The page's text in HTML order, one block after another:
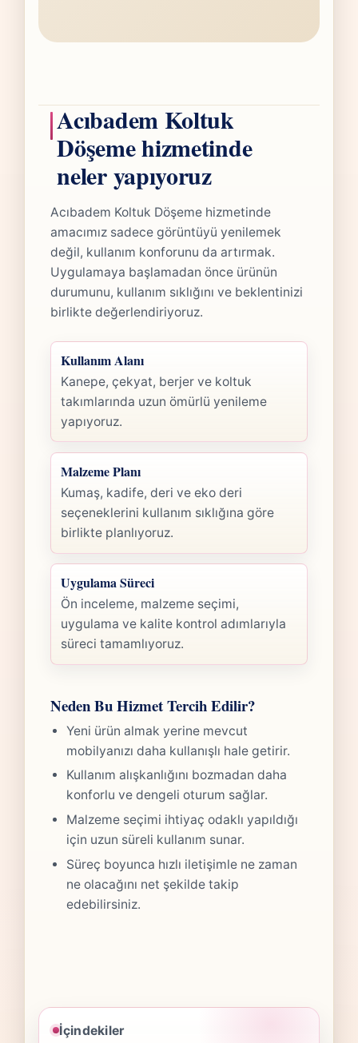
Acıbadem Koltuk
Döşeme hizmetinde
neler yapıyoruz
Acıbadem Koltuk Döşeme hizmetinde
amacımız sadece görüntüyü yenilemek
değil, kullanım konforunu da artırmak.
Uygulamaya başlamadan önce ürünün
durumunu, kullanım sıklığını ve beklentinizi
birlikte değerlendiriyoruz.
Kullanım Alanı
Kanepe, çekyat, berjer ve koltuk
takımlarında uzun ömürlü yenileme
yapıyoruz.
Malzeme Planı
Kumaş, kadife, deri ve eko deri
seçeneklerini kullanım sıklığına göre
birlikte planlıyoruz.
Uygulama Süreci
Ön inceleme, malzeme seçimi,
uygulama ve kalite kontrol adımlarıyla
süreci tamamlıyoruz.
Neden Bu Hizmet Tercih Edilir?
Yeni ürün almak yerine mevcut
mobilyanızı daha kullanışlı hale getirir.
Kullanım alışkanlığını bozmadan daha
konforlu ve dengeli oturum sağlar.
Malzeme seçimi ihtiyaç odaklı yapıldığı
için uzun süreli kullanım sunar.
Süreç boyunca hızlı iletişimle ne zaman
ne olacağını net şekilde takip
edebilirsiniz.
İçindekiler